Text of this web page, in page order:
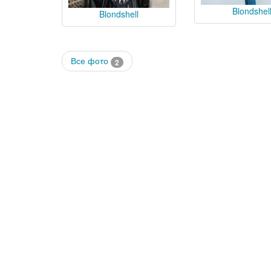
Blondshell Blondshell
Все фото 2